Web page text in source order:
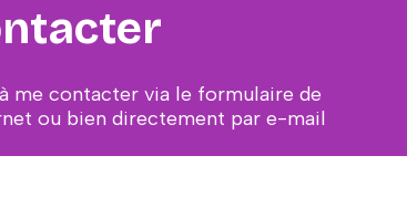
me contacter via le formulaire de
ou bien directement par e-mail